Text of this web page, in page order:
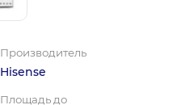
Производитель
Hisense
Площадь до